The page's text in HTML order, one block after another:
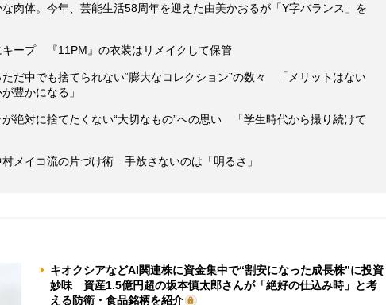
な肉体。今年、芸能生活58周年を迎えた由美かおるが「Y字バランス」を
キープ 『11PM』の衣装はリメイクして保管
だ中でも捨てられない“膨大なコレクション”の数々 「メリットはない
豊かになる」
絶対に捨てたくない“大切なもの”への思い 「学生時代から撮り続けて
村メイコ流の片づけ術 手放さないのは「明るさ」
キオクシアなどAI関連株に資金集中で“割安になった成長株”に投資
妙味 資産1.5億円超の坂本慎太郎さんが「絶好の仕込み時」と考
える防衛・食品銘柄を紹介